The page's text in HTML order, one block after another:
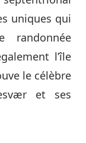
uniques qui
randonnée
l’île
le célèbre
et ses